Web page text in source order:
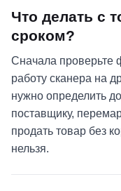
Что делать с
сроком?
Сначала проверьте
работу сканера на
нужно определить
поставщику,
продать товар без
нельзя.